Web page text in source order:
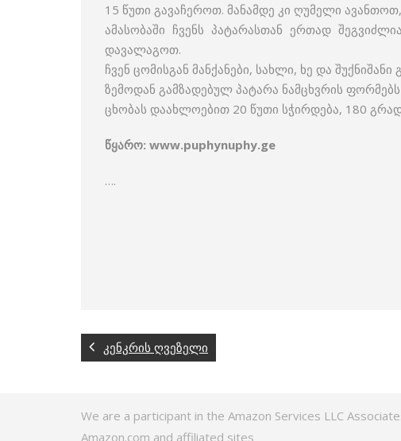
15 წუთი გავაჩეროთ. მანამდე კი ღუმელი
ამასობაში ჩვენს პატარასთან ერთად
დავალაგოთ.
ჩვენ ცომისგან მანქანები, სახლი, ხე და
ზემოდან გამზადებულ პატარა ნამცხვრის
ცხობას დაახლოებით 20 წუთი სჭირდება, 180
წყარო: www.puphynuphy.ge
….
კენკრის ღვეზელი
We are a participant in the Amazon Services LLC
Amazon.com and affiliated sites